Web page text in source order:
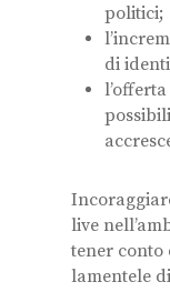
politici;
di
live
tener conto
lamentele